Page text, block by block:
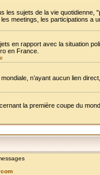
les sujets de la vie
meetings, les participations a
en rapport avec la situation
en France.
n’ayant aucun lien
la première coupe du